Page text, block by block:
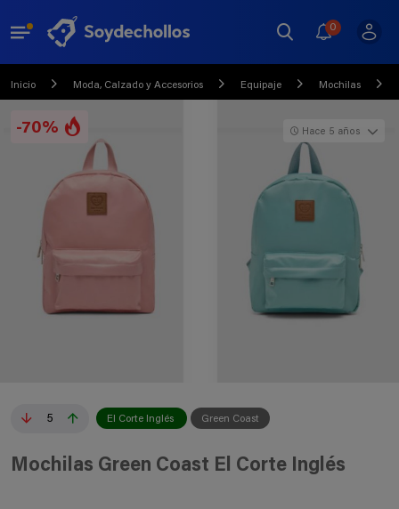
0
Inicio Moda, Calzado y Accesorios Equipaje Mochilas
-70%
5 El Corte Inglés Green Coast
Hace 5 años
Mochilas Green Coast El Corte Inglés